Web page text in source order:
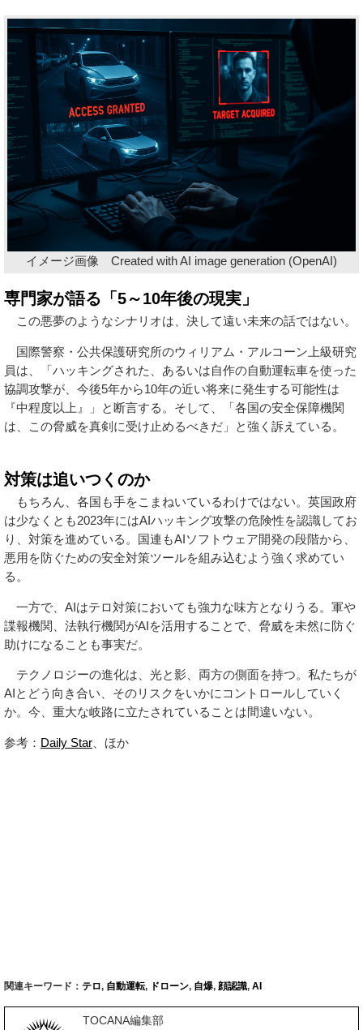
イメージ画像 Created with AI image generation (OpenAI)
専門家が語る「5～10年後の現実」
この悪夢のようなシナリオは、決して遠い未来の話ではない。
国際警察・公共保護研究所のウィリアム・アルコーン上級研究
員は、「ハッキングされた、あるいは自作の自動運転車を使った
協調攻撃が、今後5年から10年の近い将来に発生する可能性は
『中程度以上』」と断言する。そして、「各国の安全保障機関
は、この脅威を真剣に受け止めるべきだ」と強く訴えている。
対策は追いつくのか
もちろん、各国も手をこまねいているわけではない。英国政府
は少なくとも2023年にはAIハッキング攻撃の危険性を認識してお
り、対策を進めている。国連もAIソフトウェア開発の段階から、
悪用を防ぐための安全対策ツールを組み込むよう強く求めてい
る。
一方で、AIはテロ対策においても強力な味方となりうる。軍や
諜報機関、法執行機関がAIを活用することで、脅威を未然に防ぐ
助けになることも事実だ。
テクノロジーの進化は、光と影、両方の側面を持つ。私たちが
AIとどう向き合い、そのリスクをいかにコントロールしていく
か。今、重大な岐路に立たされていることは間違いない。
参考： Daily Star、ほか
関連キーワード： テロ, 自動運転, ドローン, 自爆, 顔認識, AI
TOCANA編集部